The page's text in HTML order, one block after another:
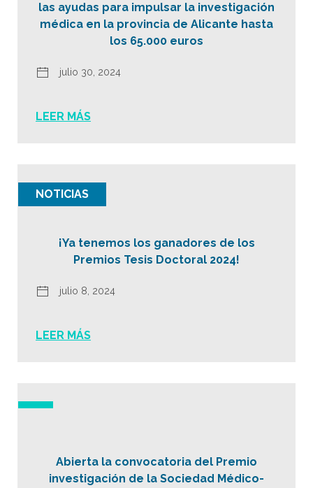
las ayudas para impulsar la investigación
médica en la provincia de Alicante hasta
los 65.000 euros
julio 30, 2024
LEER MÁS
NOTICIAS
¡Ya tenemos los ganadores de los
Premios Tesis Doctoral 2024!
julio 8, 2024
LEER MÁS
Abierta la convocatoria del Premio
investigación de la Sociedad Médico-